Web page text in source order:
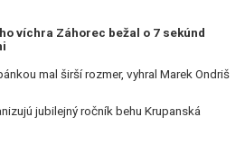
víchra Záhorec bežal o 7 sekúnd
mal širší rozmer, vyhral Marek Ondriš
jubilejný ročník behu Krupanská